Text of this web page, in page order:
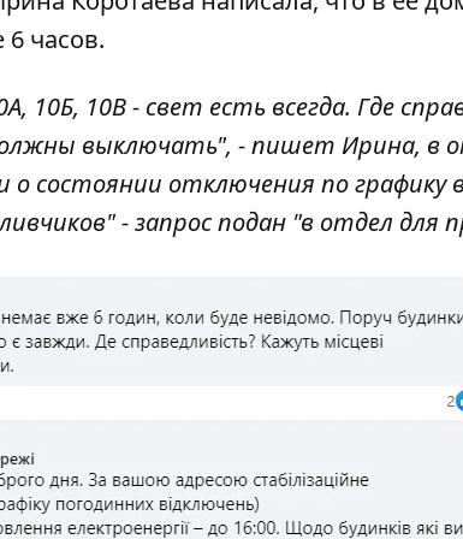
6 часов.
10Б, 10В - свет есть всегда. Где
выключать", - пишет Ирина, в
о состоянии отключения по графику
- запрос подан "в отдел для